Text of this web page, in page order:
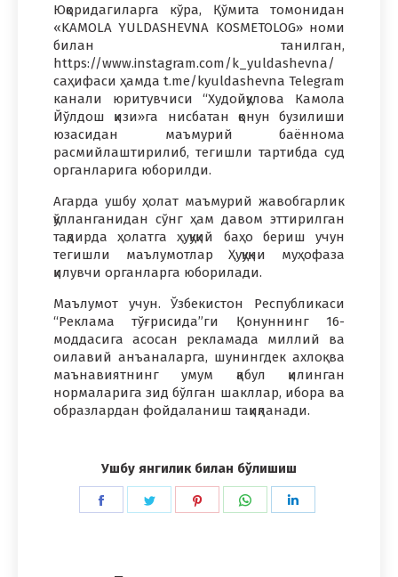
Юқоридагиларга кўра, Қўмита томонидан
«KAMOLA YULDASHEVNA KOSMETOLOG» номи
билан танилган,
https://www.instagram.com/k_yuldashevna/
саҳифаси ҳамда t.me/kyuldashevna Telegram
канали юритувчиси “Худойқулова Камола
Йўлдош қизи»га нисбатан қонун бузилиши
юзасидан маъмурий баённома
расмийлаштирилиб, тегишли тартибда суд
органларига юборилди.
Агарда ушбу ҳолат маъмурий жавобгарлик
қўлланганидан сўнг ҳам давом эттирилган
тақдирда ҳолатга ҳуқуқий баҳо бериш учун
тегишли маълумотлар Ҳуқуқни муҳофаза
қилувчи органларга юборилади.
Маълумот учун. Ўзбекистон Республикаси
“Реклама тўғрисида”ги Қонуннинг 16-
моддасига асосан рекламада миллий ва
оилавий анъаналарга, шунингдек ахлоқ ва
маънавиятнинг умум қабул қилинган
нормаларига зид бўлган шакллар, ибора ва
образлардан фойдаланиш тақиқланади.
Ушбу янгилик билан бўлишиш
Share
Share
Share
Share